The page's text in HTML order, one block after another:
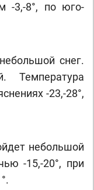
-3,-8°, по юго-
снег.
Температура
-23,-28°,
небольшой
-15,-20°, при